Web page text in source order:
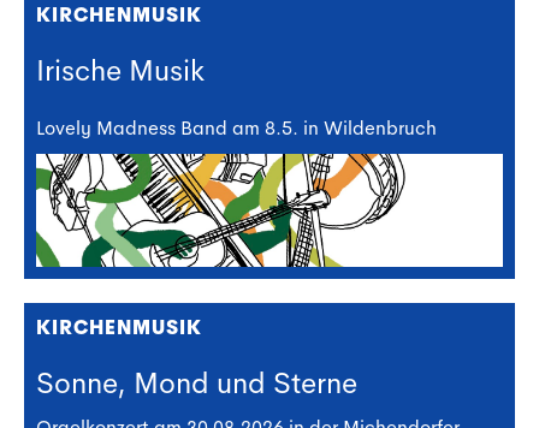
KIRCHENMUSIK
Irische Musik
Lovely Madness Band am 8.5. in Wildenbruch
KIRCHENMUSIK
Sonne, Mond und Sterne